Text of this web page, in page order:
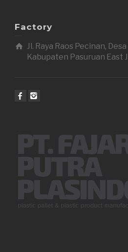
Factory
Jl. Raya Raos Pecinan,
Kabupaten Pasuruan East